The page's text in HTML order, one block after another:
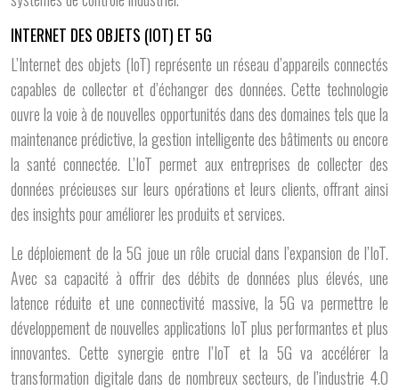
INTERNET DES OBJETS (IOT) ET 5G
L’Internet des objets (IoT) représente un réseau d’appareils connectés
capables de collecter et d’échanger des données. Cette technologie
ouvre la voie à de nouvelles opportunités dans des domaines tels que la
maintenance prédictive, la gestion intelligente des bâtiments ou encore
la santé connectée. L’IoT permet aux entreprises de collecter des
données précieuses sur leurs opérations et leurs clients, offrant ainsi
des insights pour améliorer les produits et services.
Le déploiement de la 5G joue un rôle crucial dans l’expansion de l’IoT.
Avec sa capacité à offrir des débits de données plus élevés, une
latence réduite et une connectivité massive, la 5G va permettre le
développement de nouvelles applications IoT plus performantes et plus
innovantes. Cette synergie entre l’IoT et la 5G va accélérer la
transformation digitale dans de nombreux secteurs, de l’industrie 4.0